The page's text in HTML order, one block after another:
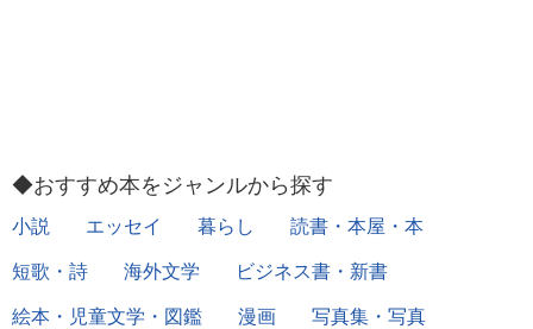
◆おすすめ本をジャンルから探す
小説 エッセイ 暮らし 読書・本屋・本
短歌・詩 海外文学 ビジネス書・新書
絵本・児童文学・図鑑 漫画 写真集・写真